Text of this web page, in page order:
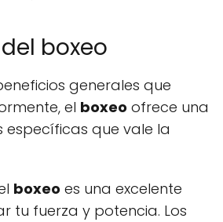
boxeo
generales que
el boxeo ofrece una
específicas que vale la
boxeo es una excelente
tu fuerza y potencia. Los